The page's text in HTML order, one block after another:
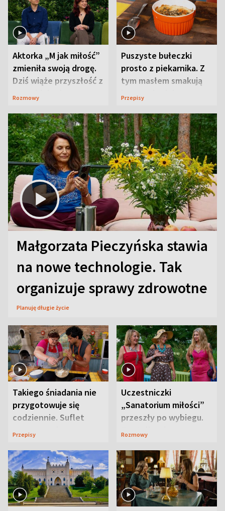
Aktorka „M jak miłość”
zmieniła swoją drogę.
Dziś wiąże przyszłość z
neurobiologią
Rozmowy
Puszyste bułeczki
prosto z piekarnika. Z
tym masłem smakują
jeszcze lepiej
Przepisy
Małgorzata Pieczyńska stawia
na nowe technologie. Tak
organizuje sprawy zdrowotne
Planuję długie życie
Takiego śniadania nie
przygotowuje się
codziennie. Suflet
serowy zachwyca
Przepisy
Uczestniczki
„Sanatorium miłości”
przeszły po wybiegu.
Te stylizacje
Rozmowy